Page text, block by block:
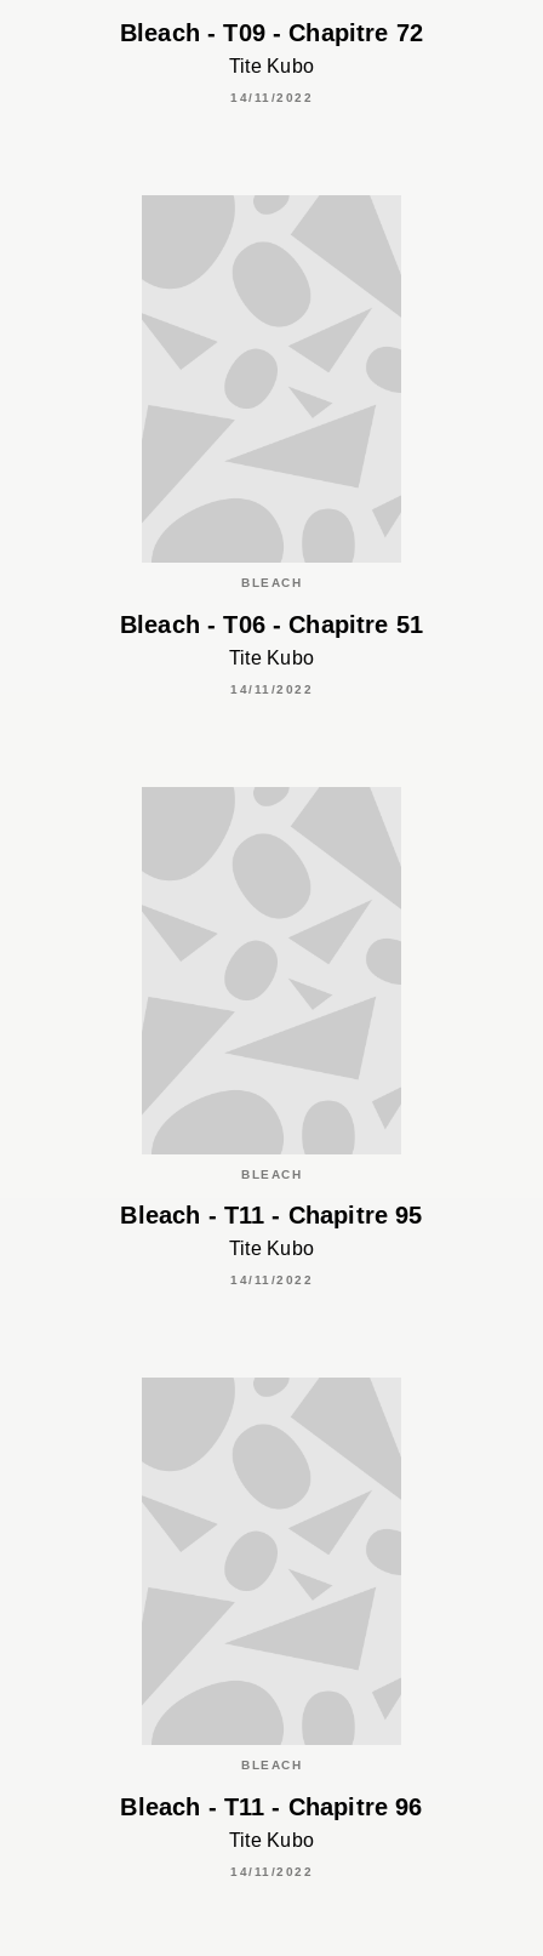
Bleach - T09 - Chapitre 72
Tite Kubo
14/11/2022
BLEACH
Bleach - T06 - Chapitre 51
Tite Kubo
14/11/2022
BLEACH
Bleach - T11 - Chapitre 95
Tite Kubo
14/11/2022
BLEACH
Bleach - T11 - Chapitre 96
Tite Kubo
14/11/2022